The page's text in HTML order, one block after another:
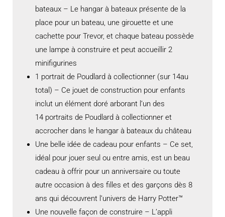
bateaux – Le hangar à bateaux présente de la
place pour un bateau, une girouette et une
cachette pour Trevor, et chaque bateau possède
une lampe à construire et peut accueillir 2
minifigurines
1 portrait de Poudlard à collectionner (sur 14au
total) – Ce jouet de construction pour enfants
inclut un élément doré arborant l’un des
14 portraits de Poudlard à collectionner et
accrocher dans le hangar à bateaux du château
Une belle idée de cadeau pour enfants – Ce set,
idéal pour jouer seul ou entre amis, est un beau
cadeau à offrir pour un anniversaire ou toute
autre occasion à des filles et des garçons dès 8
ans qui découvrent l’univers de Harry Potter™
Une nouvelle façon de construire – L’appli